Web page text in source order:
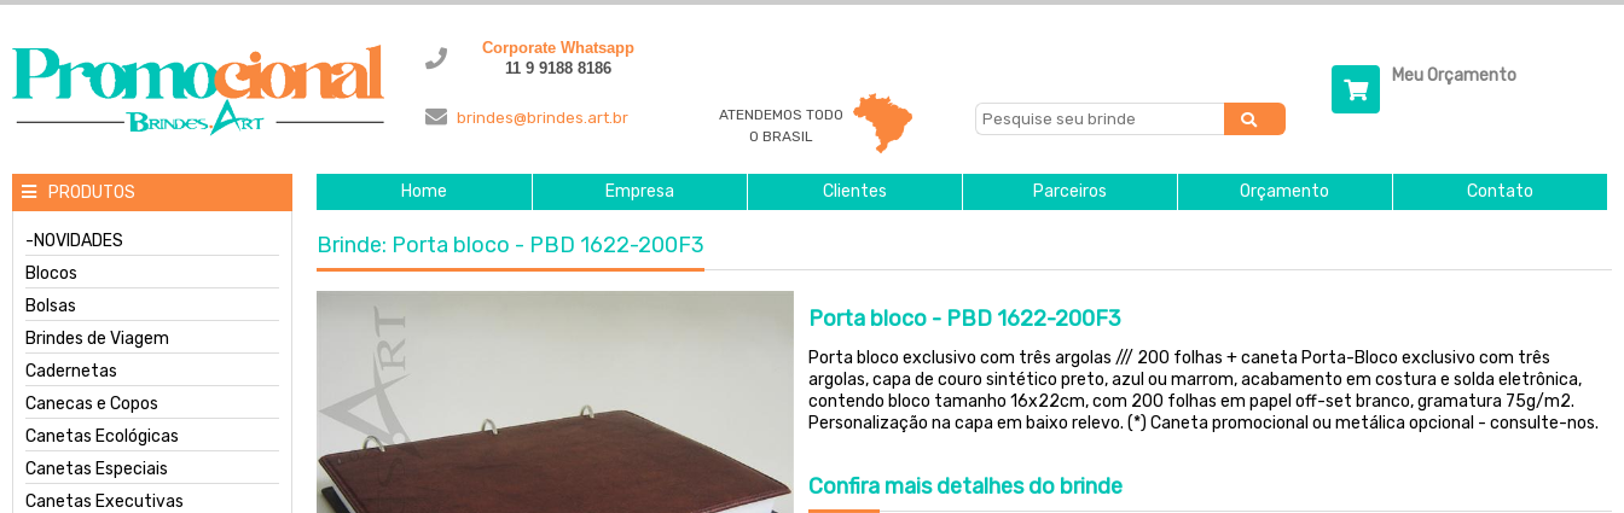
Corporate Whatsapp
11 9 9188 8186
brindes@brindes.art.br
ATENDEMOS TODO
O BRASIL
Meu Orçamento
PRODUTOS
-NOVIDADES
Blocos
Bolsas
Brindes de Viagem
Cadernetas
Canecas e Copos
Canetas Ecológicas
Canetas Especiais
Canetas Executivas
Home Empresa Clientes Parceiros Orçamento Contato
Brinde: Porta bloco - PBD 1622-200F3
Porta bloco - PBD 1622-200F3
Porta bloco exclusivo com três argolas /// 200 folhas + caneta Porta-Bloco exclusivo com três
argolas, capa de couro sintético preto, azul ou marrom, acabamento em costura e solda eletrônica,
contendo bloco tamanho 16x22cm, com 200 folhas em papel off-set branco, gramatura 75g/m2.
Personalização na capa em baixo relevo. (*) Caneta promocional ou metálica opcional - consulte-nos.
Confiramais detalhes do brinde